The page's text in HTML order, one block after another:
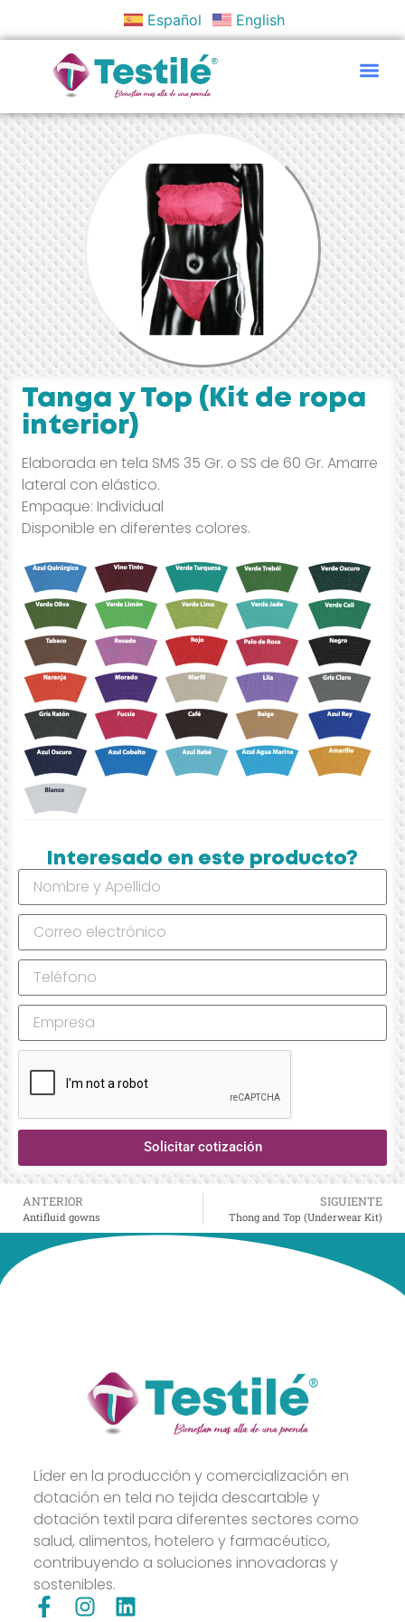
English
Español
Tanga y Top (Kit de ropa
interior)
Elaborada en tela SMS 35 Gr. o SS de 60 Gr. Amarre
lateral con elástico.
Empaque: Individual
Disponible en diferentes colores.
Interesado en este producto?
Solicitar cotización
ANTERIOR
Antifluid gowns
SIGUIENTE
Thong and Top (Underwear Kit)
Líder en la producción y comercialización en
dotación en tela no tejida descartable y
dotación textil para diferentes sectores como
salud, alimentos, hotelero y farmacéutico,
contribuyendo a soluciones innovadoras y
sostenibles.